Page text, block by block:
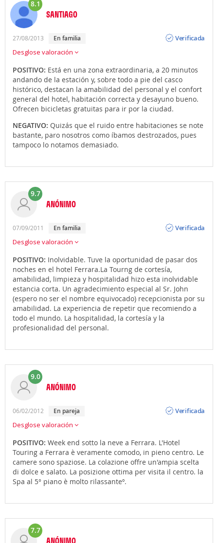
8.1
SANTIAGO
27/08/2013 en familia
Verificada
Desglose valoración
POSITIVO: Está en una zona extraordinaria, a 20 minutos
andando de la estación y, sobre todo a pie del casco
histórico, destacan la amabilidad del personal y el confort
general del hotel, habitación correcta y desayuno bueno.
Ofrecen bicicletas gratuitas para ir por la ciudad.
NEGATIVO: Quizás que el ruido entre habitaciones se note
bastante, paro nosotros como íbamos destrozados, pues
tampoco lo notamos demasiado.
9.7
ANÓNIMO
07/09/2011 en familia
Verificada
Desglose valoración
POSITIVO: Inolvidable. Tuve la oportunidad de pasar dos
noches en el hotel Ferrara.La Tourng de cortesía,
amabilidad, limpieza y hospitalidad hizo esta inolvidable
estancia corta. Un agradecimiento especial al Sr. John
(espero no ser el nombre equivocado) recepcionista por su
amabilidad. La experiencia de repetir que recomiendo a
todo el mundo. La hospitalidad, la cortesía y la
profesionalidad del personal.
9.0
ANÓNIMO
06/02/2012 en pareja
Verificada
Desglose valoración
POSITIVO: Week end sotto la neve a Ferrara. L'Hotel
Touring a Ferrara è veramente comodo, in pieno centro. Le
camere sono spaziose. La colazione offre un'ampia scelta
di dolce e salato. La posizione ottima per visita il centro. la
Spa al 5° piano è molto rilassanteº.
7.7
ANÓNIMO